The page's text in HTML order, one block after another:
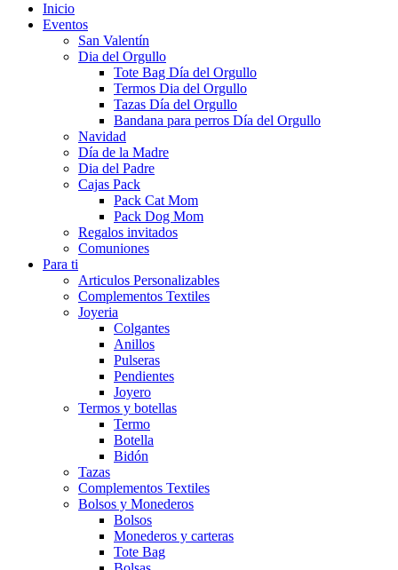
Inicio
Eventos
San Valentín
Dia del Orgullo
Tote Bag Día del Orgullo
Termos Dia del Orgullo
Tazas Día del Orgullo
Bandana para perros Día del Orgullo
Navidad
Día de la Madre
Dia del Padre
Cajas Pack
Pack Cat Mom
Pack Dog Mom
Regalos invitados
Comuniones
Para ti
Articulos Personalizables
Complementos Textiles
Joyeria
Colgantes
Anillos
Pulseras
Pendientes
Joyero
Termos y botellas
Termo
Botella
Bidón
Tazas
Complementos Textiles
Bolsos y Monederos
Bolsos
Monederos y carteras
Tote Bag